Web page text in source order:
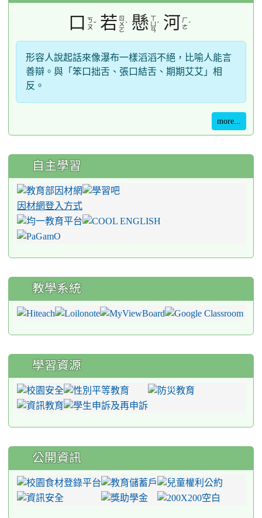
口 ㄎ
ㄡˇ 若 ㄖ
ㄨ
ㄛ
ˋ 懸 ㄒ
ㄢ
ˊ 河 ㄏ
ㄜˊ
形容人說起話來像瀑布一樣滔滔不絕，比喻人能言
善辯。與「笨口拙舌、張口結舌、期期艾艾」相
反。
more...
自主學習
因材網登入方式
教學系統
學習資源
公開資訊